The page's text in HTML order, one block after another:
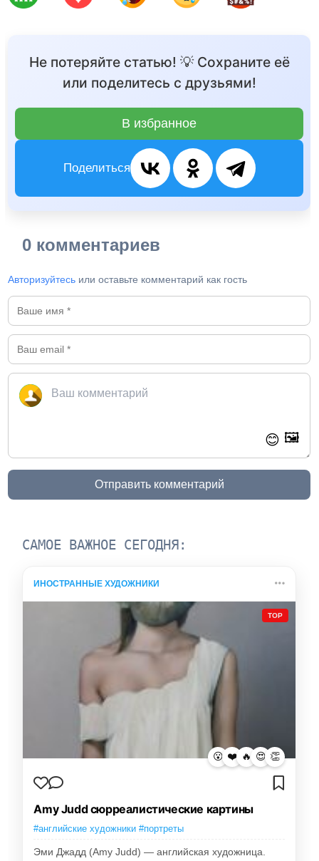
Не потеряйте статью! 💡 Сохраните её
или поделитесь с друзьями!
В избранное
Поделиться
0 комментариев
Авторизуйтесь или оставьте комментарий как гость
😊 🖼️
Отправить комментарий
САМОЕ ВАЖНОЕ СЕГОДНЯ:
ИНОСТРАННЫЕ ХУДОЖНИКИ
TOP
😮 ❤️ 🔥 😍 👏
Amy Judd сюрреалистические картины
#английские художники #портреты
Эми Джадд (Amy Judd) — английская художница.